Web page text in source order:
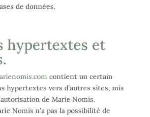
de données.
hypertextes et
contient un certain
hypertextes vers d’autres sites, mis
de Marie Nomis.
Nomis n’a pas la possibilité de